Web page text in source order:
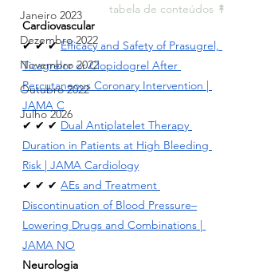
Janeiro 2023
Dezembro 2022
Novembro 2022
Outubro 2022
Julho 2026
tabela de conteúdos ↟
Cardiovascular
✔ ✔ ✔ Efficacy and Safety of Prasugrel,
Ticagrelor or Clopidogrel After
Percutaneous Coronary Intervention |
JAMA C
✔ ✔ ✔ Dual Antiplatelet Therapy
Duration in Patients at High Bleeding
Risk | JAMA Cardiology
✔ ✔ ✔ AEs and Treatment
Discontinuation of Blood Pressure–
Lowering Drugs and Combinations |
JAMA NO
Neurologia